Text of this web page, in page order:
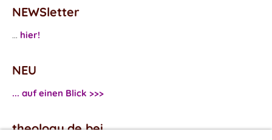
NEWSletter
... hier!
NEU
... auf einen Blick >>>
theology.de bei